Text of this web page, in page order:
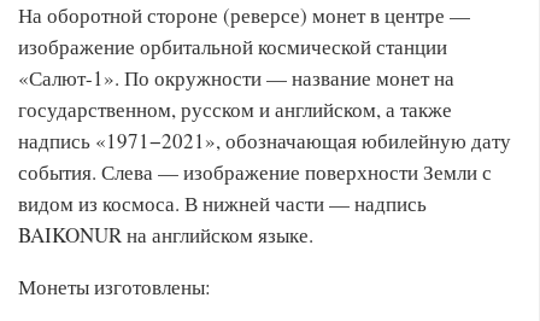
На оборотной стороне (реверсе) монет в центре —
изображение орбитальной космической станции
«Салют-1». По окружности — название монет на
государственном, русском и английском, а также
надпись «1971−2021», обозначающая юбилейную дату
события. Слева — изображение поверхности Земли с
видом из космоса. В нижней части — надпись
BAIKONUR на английском языке.
Монеты изготовлены: